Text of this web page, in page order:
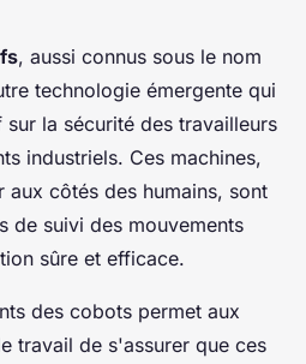
, aussi connus sous le nom
technologie émergente qui
la sécurité des travailleurs
industriels. Ces machines,
côtés des humains, sont
de suivi des mouvements
sûre et efficace.
des cobots permet aux
travail de s'assurer que ces